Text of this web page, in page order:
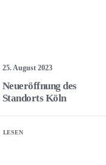
25. August 2023
Neueröffnung des
Standorts Köln
LESEN